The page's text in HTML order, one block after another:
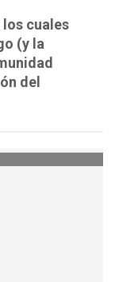
cuales
(y la
del